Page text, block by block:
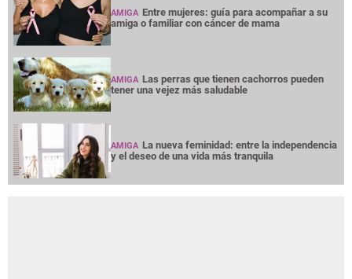
AMIGA Entre mujeres: guía para acompañar a su
amiga o familiar con cáncer de mama
AMIGA Las perras que tienen cachorros pueden
tener una vejez más saludable
AMIGA La nueva feminidad: entre la independencia
y el deseo de una vida más tranquila